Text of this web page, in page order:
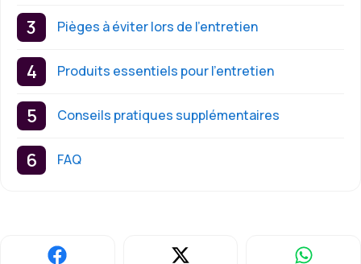
Pièges à éviter lors de l’entretien
Produits essentiels pour l’entretien
Conseils pratiques supplémentaires
FAQ